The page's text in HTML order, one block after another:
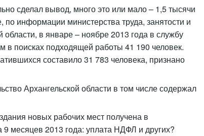
сделал вывод, много это или мало – 1,5 тысячи
по информации министерства труда, занятости и
области, в январе – ноябре 2013 года в службу
в поисках подходящей работы 41 190 человек.
составило 31 783 человека, признано
Архангельской области в том числе содержал
новых рабочих мест получена в
9 месяцев 2013 года: уплата НДФЛ и других?